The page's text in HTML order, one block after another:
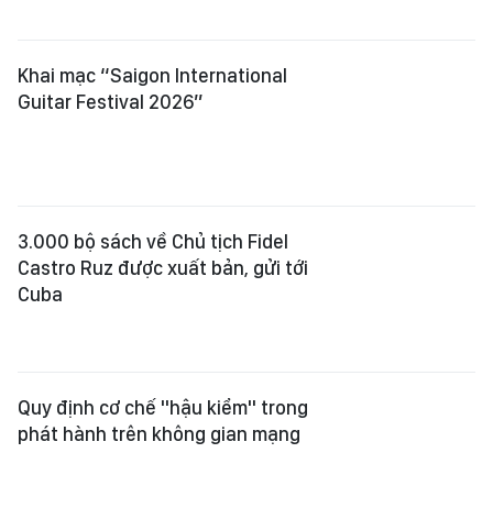
Khai mạc “Saigon International
Guitar Festival 2026”
3.000 bộ sách về Chủ tịch Fidel
Castro Ruz được xuất bản, gửi tới
Cuba
Quy định cơ chế "hậu kiểm" trong
phát hành trên không gian mạng